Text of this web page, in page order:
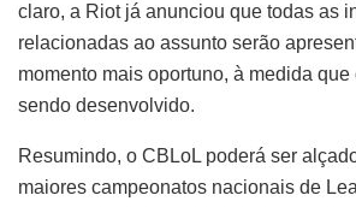
claro, a Riot já anunciou que todas as
relacionadas ao assunto serão
momento mais oportuno, à medida
sendo desenvolvido.
Resumindo, o CBLoL poderá ser
maiores campeonatos nacionais de